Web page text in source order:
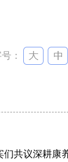
：
共议深耕康